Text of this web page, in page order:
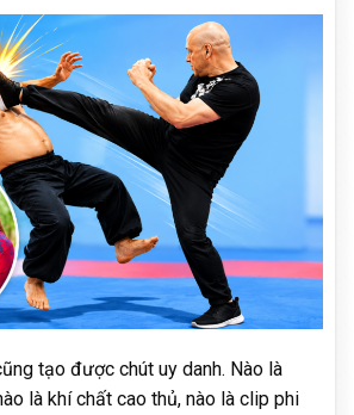
tạo được chút uy danh. Nào là
là khí chất cao thủ, nào là clip phi